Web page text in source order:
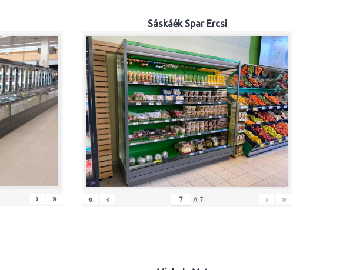
› »
Sáskáék Spar Ercsi
« ‹ A 7 › »